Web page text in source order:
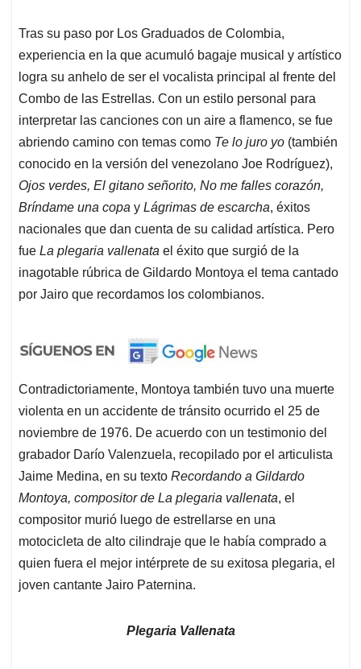
Tras su paso por Los Graduados de Colombia,
experiencia en la que acumuló bagaje musical y artístico
logra su anhelo de ser el vocalista principal al frente del
Combo de las Estrellas. Con un estilo personal para
interpretar las canciones con un aire a flamenco, se fue
abriendo camino con temas como Te lo juro yo (también
conocido en la versión del venezolano Joe Rodríguez),
Ojos verdes, El gitano señorito, No me falles corazón,
Bríndame una copa y Lágrimas de escarcha, éxitos
nacionales que dan cuenta de su calidad artística. Pero
fue La plegaria vallenata el éxito que surgió de la
inagotable rúbrica de Gildardo Montoya el tema cantado
por Jairo que recordamos los colombianos.
Contradictoriamente, Montoya también tuvo una muerte
violenta en un accidente de tránsito ocurrido el 25 de
noviembre de 1976. De acuerdo con un testimonio del
grabador Darío Valenzuela, recopilado por el articulista
Jaime Medina, en su texto Recordando a Gildardo
Montoya, compositor de La plegaria vallenata, el
compositor murió luego de estrellarse en una
motocicleta de alto cilindraje que le había comprado a
quien fuera el mejor intérprete de su exitosa plegaria, el
joven cantante Jairo Paternina.
Plegaria Vallenata